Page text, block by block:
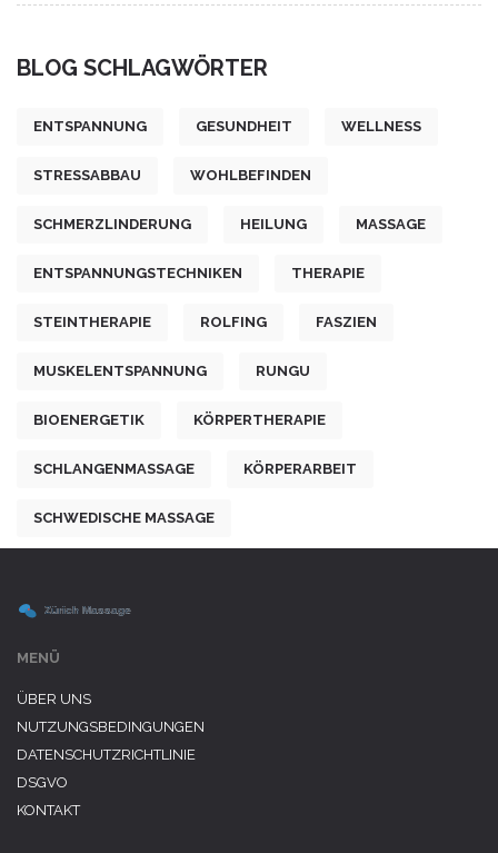
BLOG SCHLAGWÖRTER
ENTSPANNUNG GESUNDHEIT WELLNESS
STRESSABBAU WOHLBEFINDEN
SCHMERZLINDERUNG HEILUNG MASSAGE
ENTSPANNUNGSTECHNIKEN THERAPIE
STEINTHERAPIE ROLFING FASZIEN
MUSKELENTSPANNUNG RUNGU
BIOENERGETIK KÖRPERTHERAPIE
SCHLANGENMASSAGE KÖRPERARBEIT
SCHWEDISCHE MASSAGE
MENÜ
ÜBER UNS
NUTZUNGSBEDINGUNGEN
DATENSCHUTZRICHTLINIE
DSGVO
KONTAKT